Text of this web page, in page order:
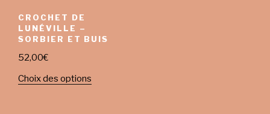
CROCHET DE
LUNÉVILLE –
SORBIER ET BUIS
52,00€
Choix des options